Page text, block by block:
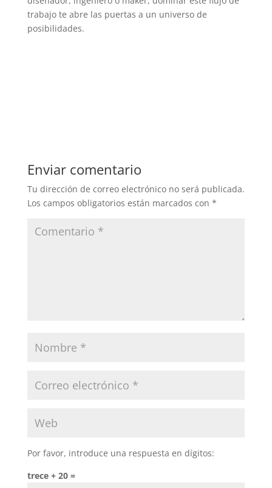
trabajo te abre las puertas a un universo de
posibilidades.
Enviar comentario
Tu dirección de correo electrónico no será publicada.
Los campos obligatorios están marcados con *
Por favor, introduce una respuesta en dígitos:
trece + 20 =